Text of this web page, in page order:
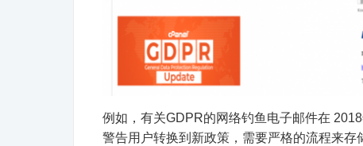
例如，有关GDPR的网络钓鱼电子邮件在
警告用户转换到新政策，需要严格的流程来存